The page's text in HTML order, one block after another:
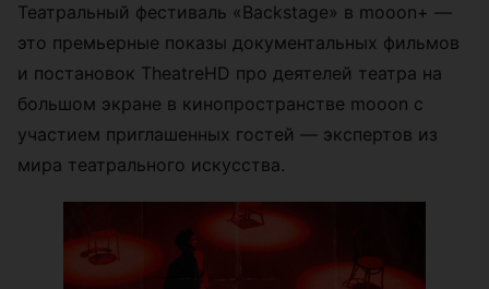
Театральный фестиваль «Backstage» в mooon+ —
это премьерные показы документальных фильмов
и постановок TheatreHD про деятелей театра на
большом экране в кинопространстве moоon с
участием приглашенных гостей — экспертов из
мира театрального искусства.